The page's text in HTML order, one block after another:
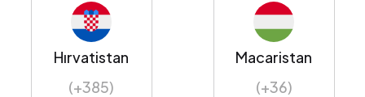
Hırvatistan
(+385)
Macaristan
(+36)